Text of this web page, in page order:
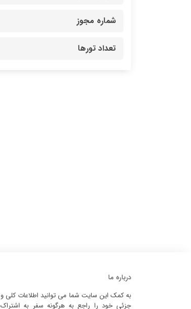
شماره مجوز
تعداد تورها
درباره ما
به کمک این سایت شما می توانید اطلاعات کلی و
جزئی خود را راجع به هرگونه سفر به اشتراک